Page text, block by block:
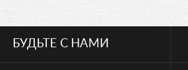
БУДЬТЕ С НАМИ